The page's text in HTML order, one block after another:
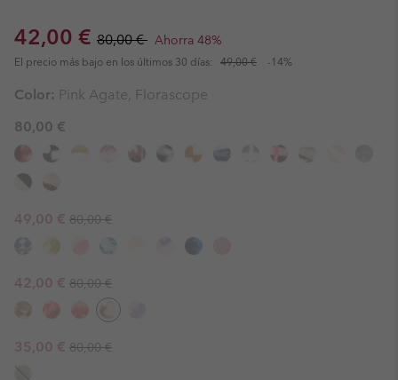
Sale price:
42,00 € Regular price:
80,00 € Ahorra 48%
El precio más bajo en los últimos 30 días: 49,00 € -14%
Color: Pink Agate, Florascope
80,00 €
Sale price:
49,00 € Regular price:
80,00 €
Sale price:
42,00 € Regular price:
80,00 €
Sale price:
35,00 € Regular price:
80,00 €